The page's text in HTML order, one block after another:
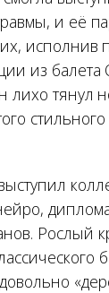
и её
исполнив
из
лихо тянул
Рослый